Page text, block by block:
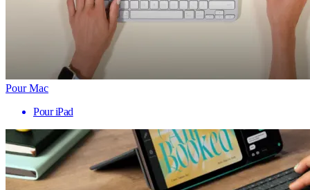
Pour Mac
Pour iPad